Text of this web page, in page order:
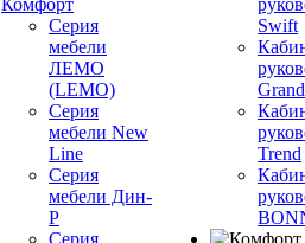
Комфорт
Серия
мебели
ЛЕМО
(LEMO)
Серия
мебели New
Line
Серия
мебели Дин-
Р
Серия
Swift
Grand
Trend